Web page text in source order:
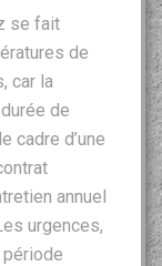
se fait
de
car la
de
cadre d’une
annuel
urgences,